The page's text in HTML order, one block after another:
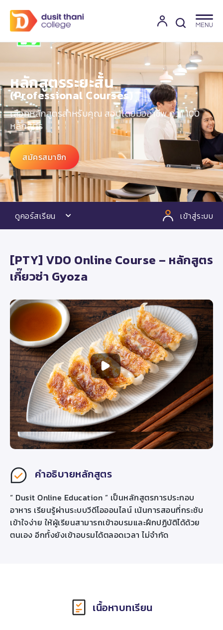
หลักสูตรระยะสั้น
(Professional Courses)​
เลือกหลักสูตรสำหรับคุณ สอนโดยมืออาชีพ กว่า 100
หลักสูตร
สมัครสมาชิก
ดูคอร์สเรียน เข้าสู่ระบบ
[PTY] VDO Online Course – หลักสูตร
เกี๊ยวซ่า Gyoza
คำอธิบายหลักสูตร
“ Dusit Online Education ” เป็นหลักสูตรการประกอบ
อาหาร เรียนรู้ผ่านระบบวีดีโอออนไลน์ เน้นการสอนที่กระชับ
เข้าใจง่าย ให้ผู้เรียนสามารถเข้าอบรมและฝึกปฏิบัติได้ด้วย
ตนเอง อีกทั้งยังเข้าอบรมได้ตลอดเวลา ไม่จำกัด
เนื้อหาบทเรียน